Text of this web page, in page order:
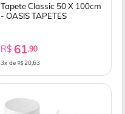
Tapete Classic 50 X 100cm
- OASIS TAPETES
R$ 61,90
3x de R$ 20,63